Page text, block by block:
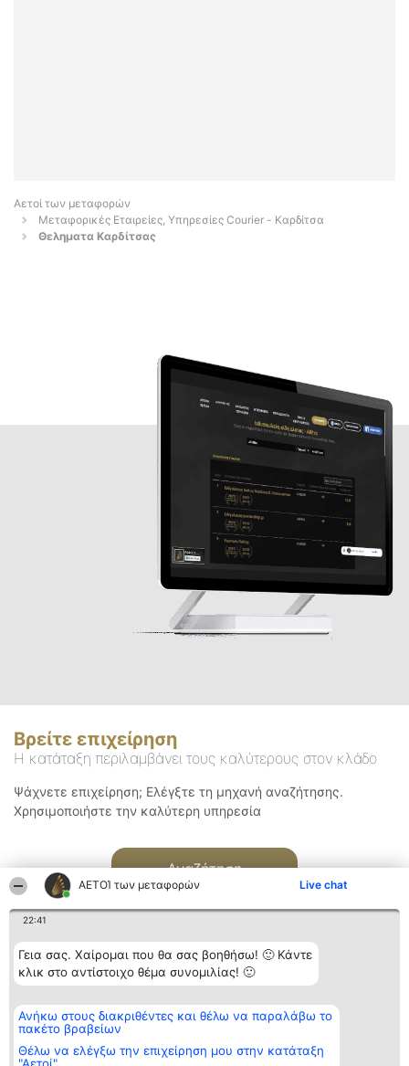
ΑΕΤΟΊ των μεταφορών Live chat
22:41
Γεια σας. Χαίρομαι που θα σας βοηθήσω! 🙂 Κάντε
κλικ στο αντίστοιχο θέμα συνομιλίας! 🙂
Ανήκω στους διακριθέντες και θέλω να παραλάβω το
πακέτο βραβείων
Θέλω να ελέγξω την επιχείρηση μου στην κατάταξη
Αετοί των μεταφορών
Μεταφορικές Εταιρείες, Υπηρεσίες Courier - Καρδίτσα
Θεληματα Καρδίτσας
Βρείτε επιχείρηση
Η κατάταξη περιλαμβάνει τους καλύτερους στον κλάδο
Ψάχνετε επιχείρηση; Ελέγξτε τη μηχανή αναζήτησης.
Χρησιμοποιήστε την καλύτερη υπηρεσία
Αναζήτηση
Διοργανωτής της
κατάταξης
BEAUTIFUL COMPANY
ΤΗΛ. ΕΠΙΚΟΙΝΩΝΙΑΣ:
Κατάταξη
Διακριθέντες
των
διακριθέντων
Επικοινωνία
Επικοινωνία